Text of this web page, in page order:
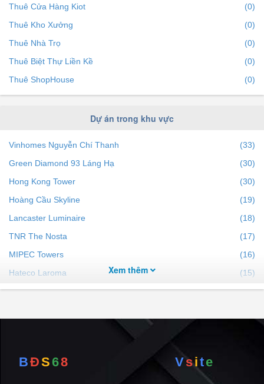
Phường Ngã Tư Sở
(0)
Phường Trung Tự
(0)
Phường Thổ Quan
(0)
Phường Văn Chương
(0)
Thuê Cửa Hàng Kiot
(0)
Thuê Kho Xưởng
(0)
Thuê Nhà Trọ
(0)
Thuê Biệt Thự Liền Kề
(0)
Thuê ShopHouse
(0)
Dự án trong khu vực
Vinhomes Nguyễn Chí Thanh
(33)
Green Diamond 93 Láng Hạ
(30)
Hong Kong Tower
(30)
Hoàng Cầu Skyline
(19)
Lancaster Luminaire
(18)
TNR The Nosta
(17)
MIPEC Towers
(16)
Hateco Laroma
(15)
D’. Le Pont D’or - Hoàng Cầu
(14)
Sông Hồng Park View
Xem thêm
BĐS68 Vsite